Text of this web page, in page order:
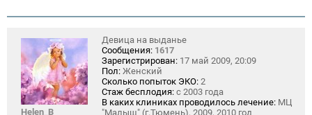
Helen_B
Девица на выданье
Сообщения: 1617
Зарегистрирован: 17 май 2009, 20:09
Пол: Женский
Сколько попыток ЭКО: 2
Стаж бесплодия: с 2003 года
В каких клиниках проводилось лечение: МЦ
"Малыш" (г.Тюмень), 2009, 2010 год